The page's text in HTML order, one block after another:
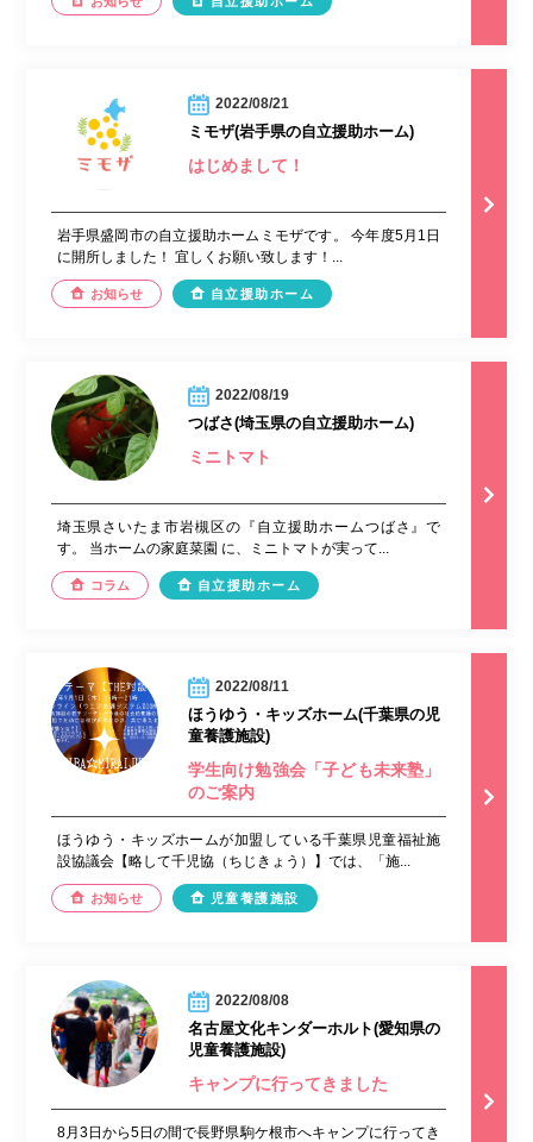
2022/08/21
ミモザ(岩手県の自立援助ホーム)
はじめまして！
岩手県盛岡市の自立援助ホームミモザです。 今年度5月1日
に開所しました！ 宜しくお願い致します！...
お知らせ 自立援助ホーム
2022/08/19
つばさ(埼玉県の自立援助ホーム)
ミニトマト
埼玉県さいたま市岩槻区の『自立援助ホームつばさ』で
す。 当ホームの家庭菜園 に、ミニトマトが実って...
コラム 自立援助ホーム
2022/08/11
ほうゆう・キッズホーム(千葉県の児
童養護施設)
学生向け勉強会「子ども未来塾」
のご案内
ほうゆう・キッズホームが加盟している千葉県児童福祉施
設協議会【略して千児協（ちじきょう）】では、「施...
お知らせ 児童養護施設
2022/08/08
名古屋文化キンダーホルト(愛知県の
児童養護施設)
キャンプに行ってきました
8月3日から5日の間で長野県駒ケ根市へキャンプに行ってき